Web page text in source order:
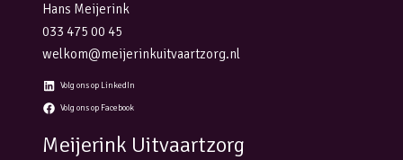
Hans Meijerink
033 475 00 45
welkom@meijerinkuitvaartzorg.nl
Volg ons op LinkedIn
Volg ons op Facebook
Meijerink Uitvaartzorg